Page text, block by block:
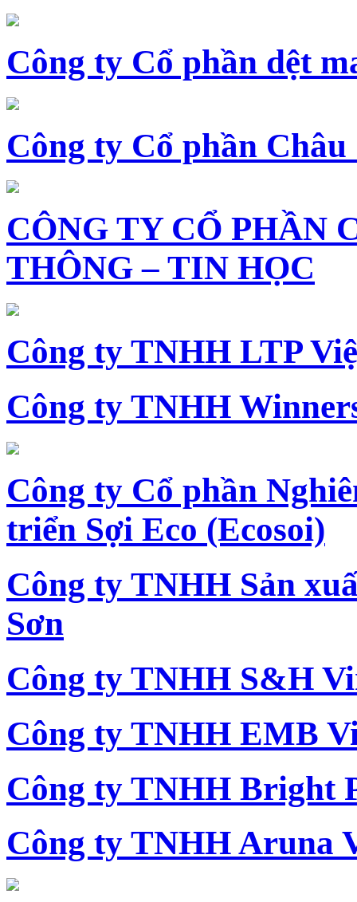
Công ty Cổ phần dệt
Công ty Cổ phần Châu
CÔNG TY CỔ PHẦN
THÔNG – TIN HỌC
Công ty TNHH LTP
Công ty TNHH
Công ty Cổ phần
triển Sợi Eco (Ecosoi)
Công ty TNHH Sản
Sơn
Công ty TNHH S&H
Công ty TNHH EMB
Công ty TNHH Bright
Công ty TNHH Aruna